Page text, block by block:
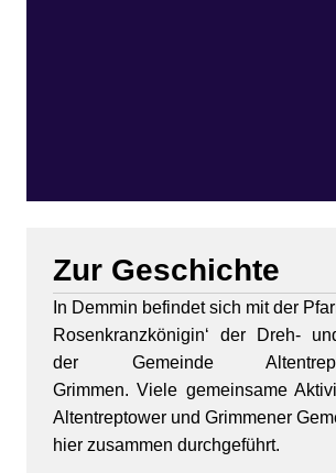
Zur Geschichte
In Demmin befindet sich mit der
Rosenkranzkönigin‘ der Dreh-
der Gemeinde
Grimmen. Viele gemeinsame
Altentreptower und Grimmener
hier zusammen durchgeführt.